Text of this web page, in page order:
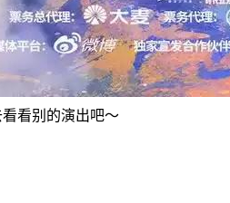
看别的演出吧～